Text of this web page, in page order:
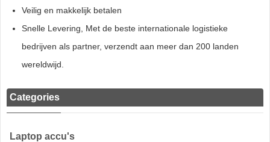
Veilig en makkelijk betalen
Snelle Levering, Met de beste internationale logistieke
bedrijven als partner, verzendt aan meer dan 200 landen
wereldwijd.
Categories
Laptop accu's